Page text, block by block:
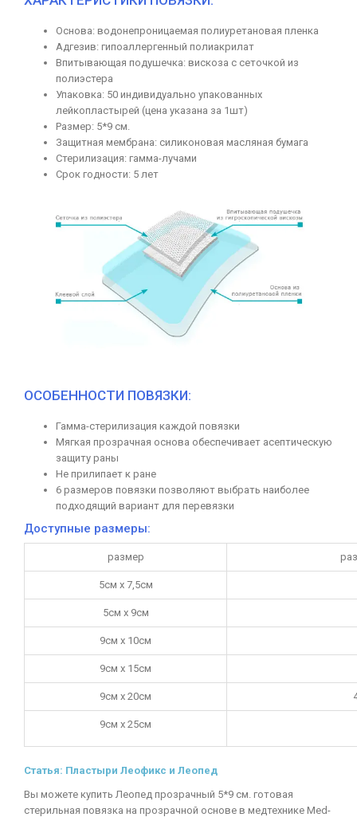
Основа: водонепроницаемая полиуретановая пленка
Адгезив: гипоаллергенный полиакрилат
Впитывающая подушечка: вискоза с сеточкой из
полиэстера
Упаковка: 50 индивидуально упакованных
лейкопластырей (цена указана за 1шт)
Размер: 5*9 см.
Защитная мембрана: силиконовая масляная бумага
Стерилизация: гамма-лучами
Срок годности: 5 лет
ОСОБЕННОСТИ ПОВЯЗКИ:
Гамма-стерилизация каждой повязки
Мягкая прозрачная основа обеспечивает асептическую
защиту раны
Не прилипает к ране
6 размеров повязки позволяют выбрать наиболее
подходящий вариант для перевязки
Доступные размеры:
размер
5см х 7,5см
5см х 9см
9см х 10см
9см х 15см
9см х 20см
9см х 25см
Статья: Пластыри Леофикс и Леопед
Вы можете купить Леопед прозрачный 5*9 см. готовая
стерильная повязка на прозрачной основе в медтехнике Med-